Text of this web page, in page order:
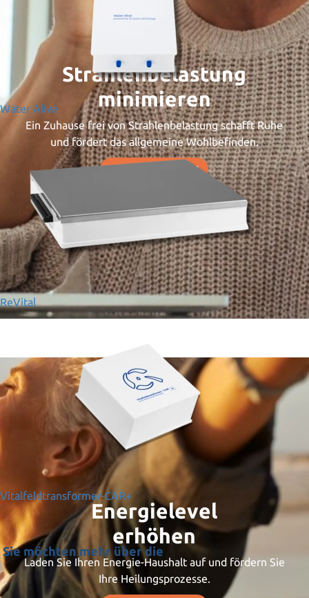
Water Alive
ReVital
Vitalfeldtransformer-CAR+
Sie möchten mehr über die
Strahlenbelastung
minimieren
Ein Zuhause frei von Strahlenbelastung schafft Ruhe
und fördert das allgemeine Wohlbefinden.
MEHR ERFAHREN
Energielevel
erhöhen
Laden Sie Ihren Energie-Haushalt auf und fördern Sie
Ihre Heilungsprozesse.